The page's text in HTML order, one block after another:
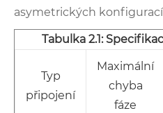
asymetrických
Tabulka 2.1:
Typ
připojení
Maximální
chyba
fáze